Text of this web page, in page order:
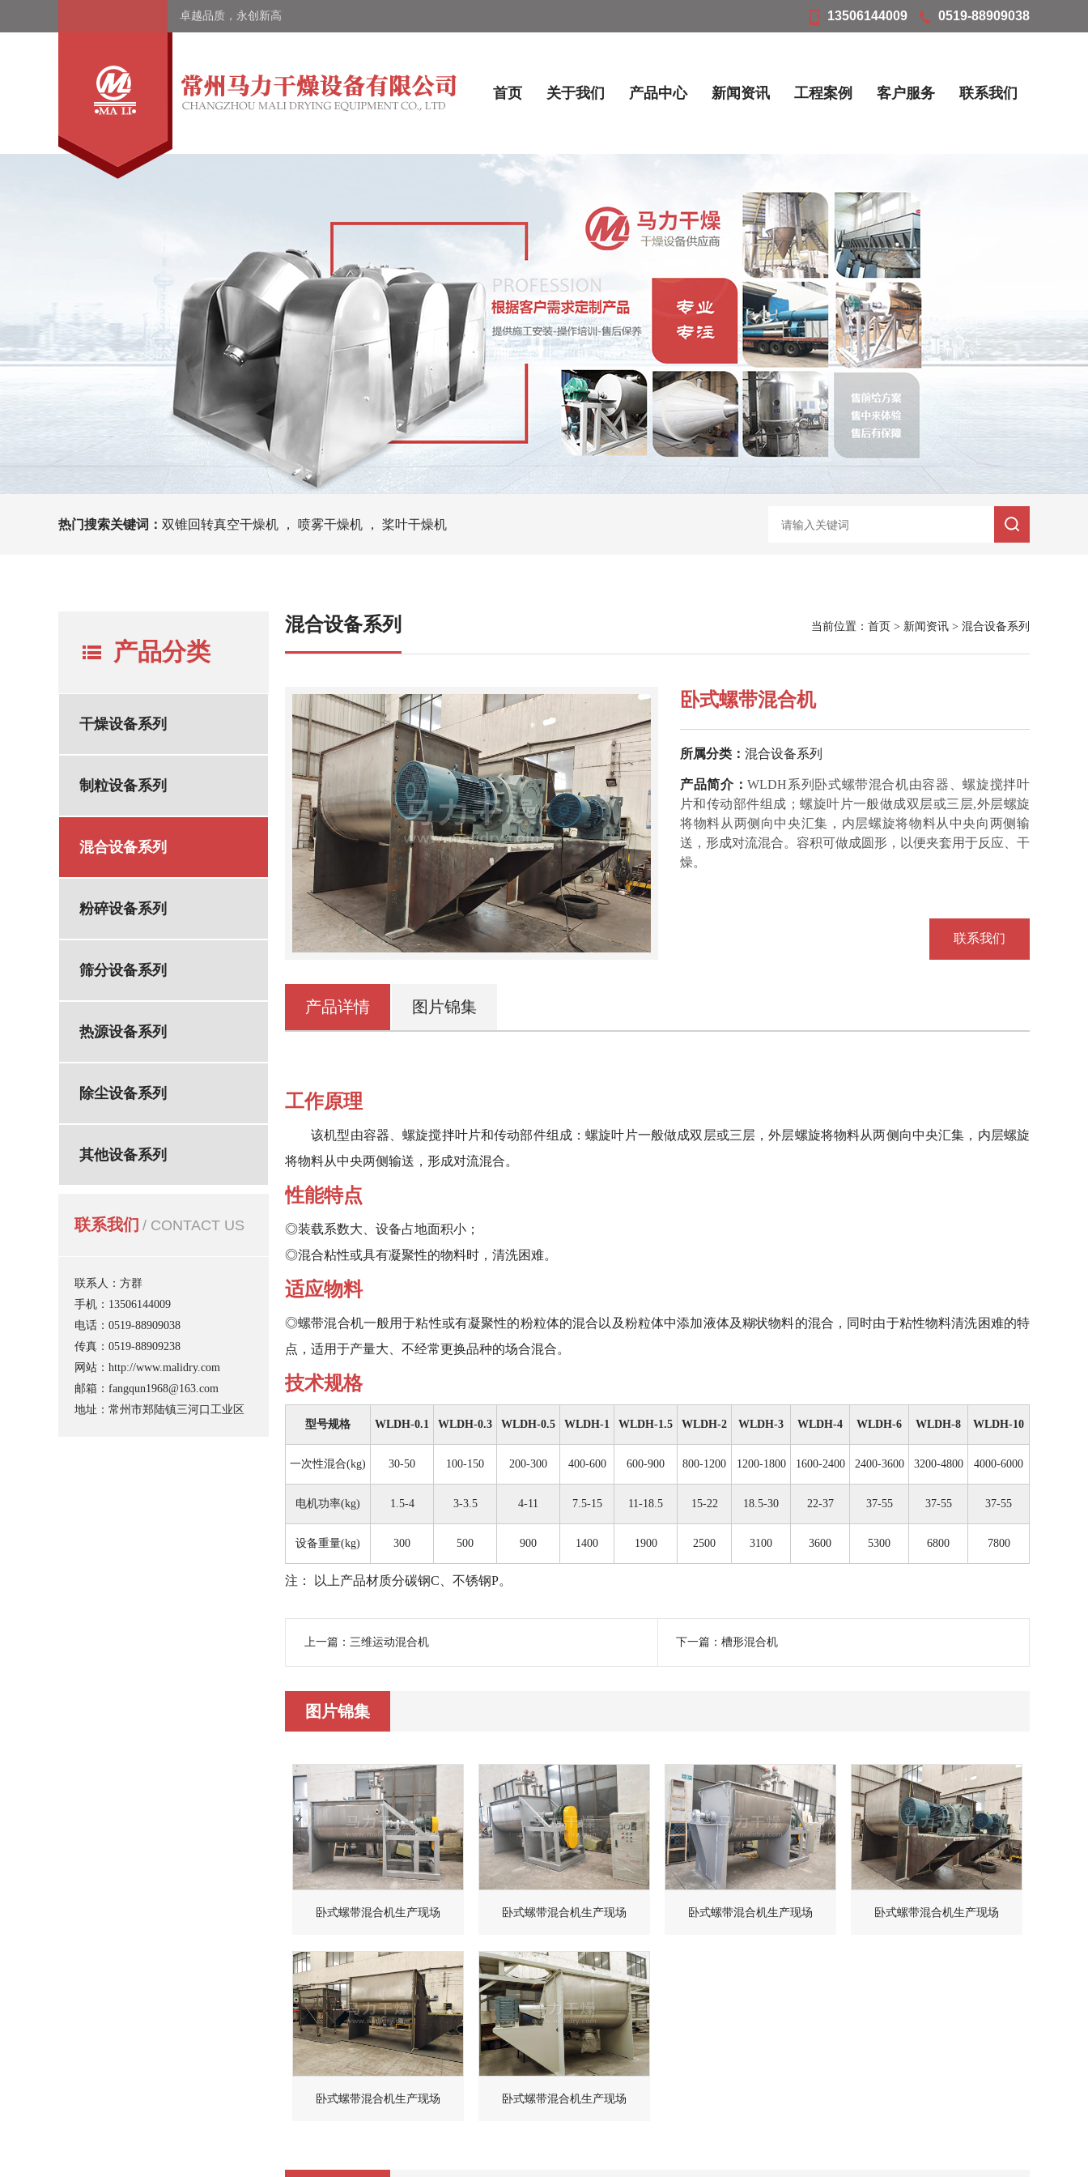
卓越品质，永创新高 13506144009 0519-88909038
首页 关于我们 产品中心 新闻资讯 工程案例 客户服务 联系我们
热门搜索关键词： 双锥回转真空干燥机 ， 喷雾干燥机 ， 桨叶干燥机
产品分类
干燥设备系列
制粒设备系列
混合设备系列
粉碎设备系列
筛分设备系列
热源设备系列
除尘设备系列
其他设备系列
联系我们 / CONTACT US
联系人：方群
手机：13506144009
电话：0519-88909038
传真：0519-88909238
网站：http://www.malidry.com
邮箱：fangqun1968@163.com
地址：常州市郑陆镇三河口工业区
混合设备系列 当前位置： 首页 > 新闻资讯 > 混合设备系列
卧式螺带混合机
所属分类： 混合设备系列
产品简介：WLDH系列卧式螺带混合机由容器、螺旋搅拌叶
片和传动部件组成；螺旋叶片一般做成双层或三层,外层螺旋
将物料从两侧向中央汇集，内层螺旋将物料从中央向两侧输
送，形成对流混合。容积可做成圆形，以便夹套用于反应、干
燥。
联系我们
产品详情 图片锦集
工作原理
该机型由容器、螺旋搅拌叶片和传动部件组成：螺旋叶片一般做成双层或三层，外层螺旋将物料从两侧向中央汇集，内层螺旋
将物料从中央两侧输送，形成对流混合。
性能特点
◎装载系数大、设备占地面积小；
◎混合粘性或具有凝聚性的物料时，清洗困难。
适应物料
◎螺带混合机一般用于粘性或有凝聚性的粉粒体的混合以及粉粒体中添加液体及糊状物料的混合，同时由于粘性物料清洗困难的特
点，适用于产量大、不经常更换品种的场合混合。
技术规格
型号规格 WLDH-0.1 WLDH-0.3 WLDH-0.5 WLDH-1 WLDH-1.5 WLDH-2 WLDH-3 WLDH-4 WLDH-6 WLDH-8 WLDH-10
一次性混合(kg) 30-50 100-150 200-300 400-600 600-900 800-1200 1200-1800 1600-2400 2400-3600 3200-4800 4000-6000
电机功率(kg) 1.5-4 3-3.5 4-11 7.5-15 11-18.5 15-22 18.5-30 22-37 37-55 37-55 37-55
设备重量(kg) 300 500 900 1400 1900 2500 3100 3600 5300 6800 7800
注： 以上产品材质分碳钢C、不锈钢P。
上一篇： 三维运动混合机 下一篇： 槽形混合机
图片锦集
卧式螺带混合机生产现场 卧式螺带混合机生产现场 卧式螺带混合机生产现场 卧式螺带混合机生产现场
卧式螺带混合机生产现场 卧式螺带混合机生产现场